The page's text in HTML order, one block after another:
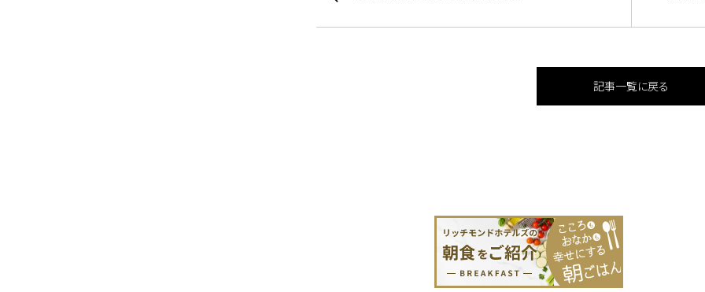
記事一覧に戻る